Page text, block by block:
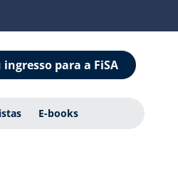
para a FiSA
E-books